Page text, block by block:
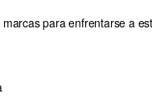
para enfrentarse a